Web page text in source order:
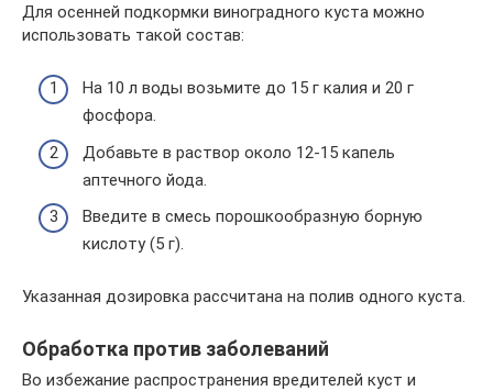
Для осенней подкормки виноградного куста можно
использовать такой состав:
На 10 л воды возьмите до 15 г калия и 20 г
фосфора.
Добавьте в раствор около 12-15 капель
аптечного йода.
Введите в смесь порошкообразную борную
кислоту (5 г).
Указанная дозировка рассчитана на полив одного куста.
Обработка против заболеваний
Во избежание распространения вредителей куст и